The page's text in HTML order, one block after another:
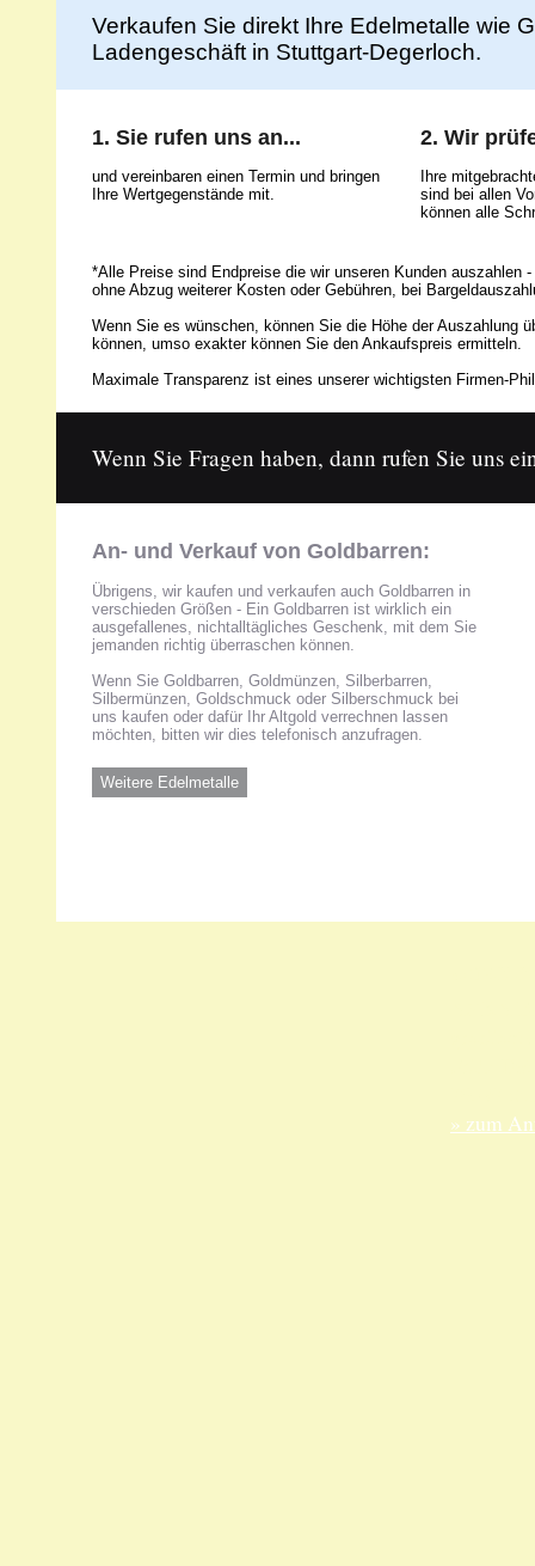
Verkaufen Sie direkt Ihre Edelmetalle wie
Ladengeschäft in Stuttgart-Degerloch.
1. Sie rufen uns an...
und vereinbaren einen Termin und bringen
Ihre Wertgegenstände mit.
2. Wir
Ihre
sind bei allen
können alle
*Alle Preise sind Endpreise die wir unseren Kunden auszahlen
ohne Abzug weiterer Kosten oder Gebühren, bei
Wenn Sie es wünschen, können Sie die Höhe der Auszahlung
können, umso exakter können Sie den Ankaufspreis ermitteln.
Maximale Transparenz ist eines unserer wichtigsten Firmen-
Wenn Sie Fragen haben, dann rufen Sie uns
An- und Verkauf von Goldbarren:
Übrigens, wir kaufen und verkaufen auch Goldbarren in
verschieden Größen - Ein Goldbarren ist wirklich ein
ausgefallenes, nichtalltägliches Geschenk, mit dem Sie
jemanden richtig überraschen können.
Wenn Sie Goldbarren, Goldmünzen, Silberbarren,
Silbermünzen, Goldschmuck oder Silberschmuck bei
uns kaufen oder dafür Ihr Altgold verrechnen lassen
möchten, bitten wir dies telefonisch anzufragen.
Weitere Edelmetalle
» zum